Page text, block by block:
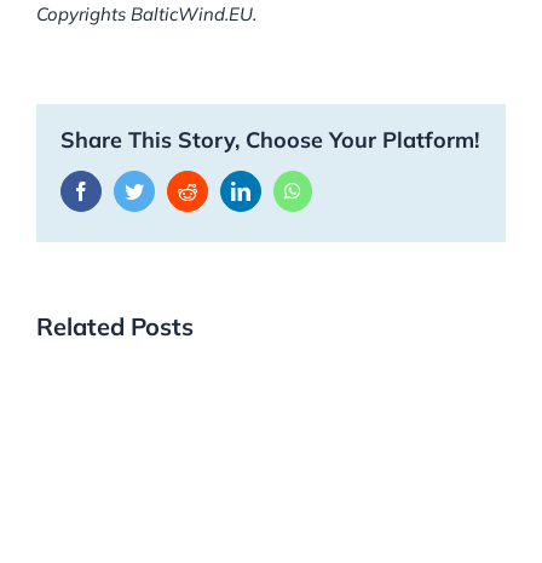
Copyrights BalticWind.EU.
Share This Story, Choose Your Platform!
FacebookTwitterRedditLinkedInWhatsApp
Related Posts